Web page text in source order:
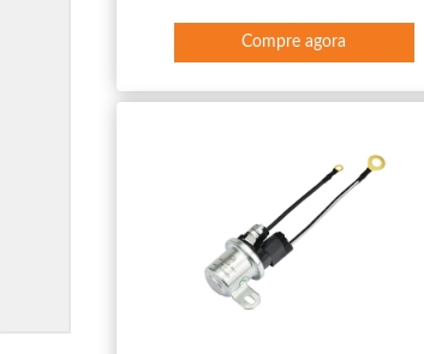
Compre agora